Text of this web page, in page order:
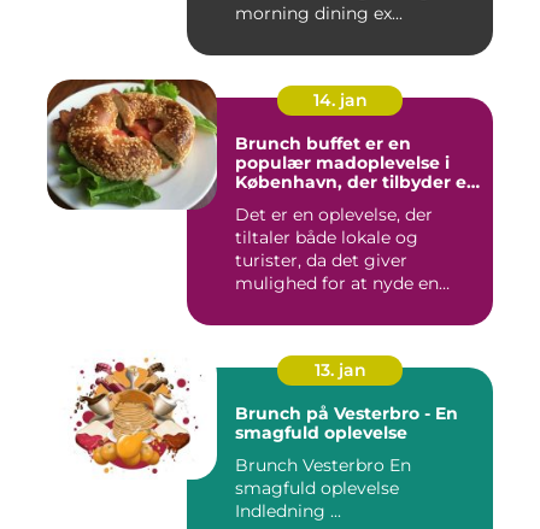
morning dining ex...
14. jan
Brunch buffet er en
populær madoplevelse i
København, der tilbyder en
der spænder fra friske
salater og smørrebrød til
bagels, pandekager og
æggekager
Det er en oplevelse, der
tiltaler både lokale og
turister, da det giver
mulighed for at nyde en
13. jan
Brunch på Vesterbro - En
smagfuld oplevelse
Brunch Vesterbro En
smagfuld oplevelse
Indledning ...